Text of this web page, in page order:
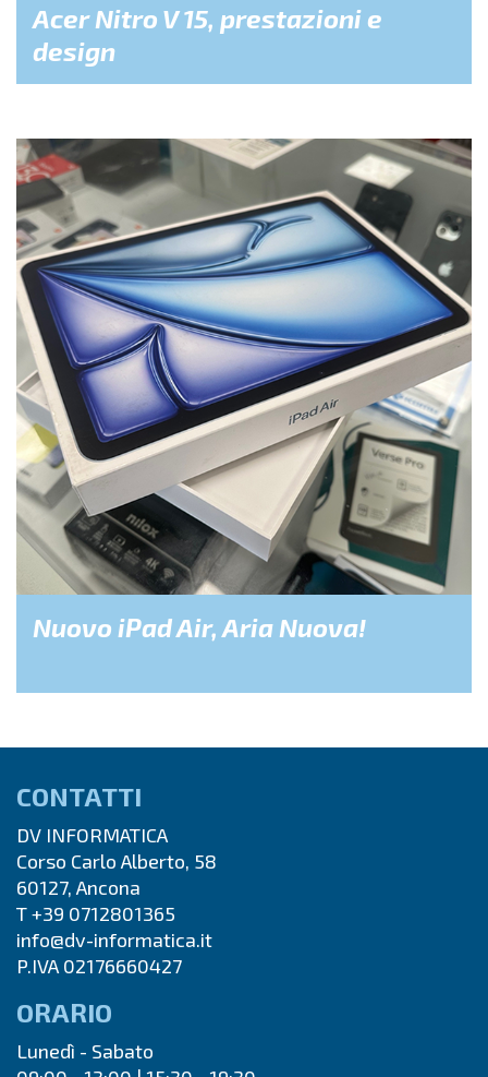
Acer Nitro V 15, prestazioni e
design
Nuovo iPad Air, Aria Nuova!
CONTATTI
DV INFORMATICA
Corso Carlo Alberto, 58
60127, Ancona
T +39 0712801365
info@dv-informatica.it
P.IVA 02176660427
ORARIO
Lunedì - Sabato